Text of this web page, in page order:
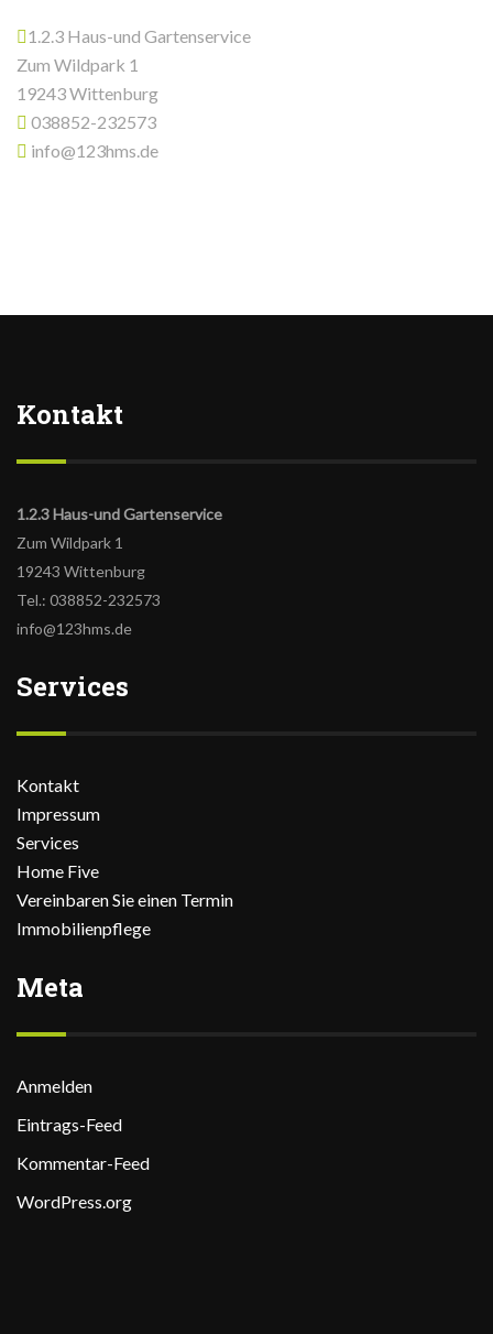
1.2.3 Haus-und Gartenservice
Zum Wildpark 1
19243 Wittenburg
038852-232573
info@123hms.de
Kontakt
1.2.3 Haus-und Gartenservice
Zum Wildpark 1
19243 Wittenburg
Tel.: 038852-232573
info@123hms.de
Services
Kontakt
Impressum
Services
Home Five
Vereinbaren Sie einen Termin
Immobilienpflege
Meta
Anmelden
Eintrags-Feed
Kommentar-Feed
WordPress.org